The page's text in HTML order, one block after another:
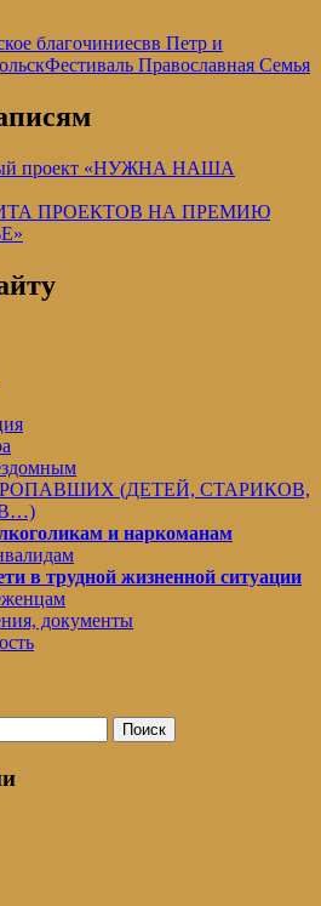
благочиниесвв Петр и
Фестиваль Православная Семья
проект «НУЖНА НАША
ПРОЕКТОВ НА ПРЕМИЮ
(ДЕТЕЙ, СТАРИКОВ,
и наркоманам
в трудной жизненной ситуации
документы
Поиск